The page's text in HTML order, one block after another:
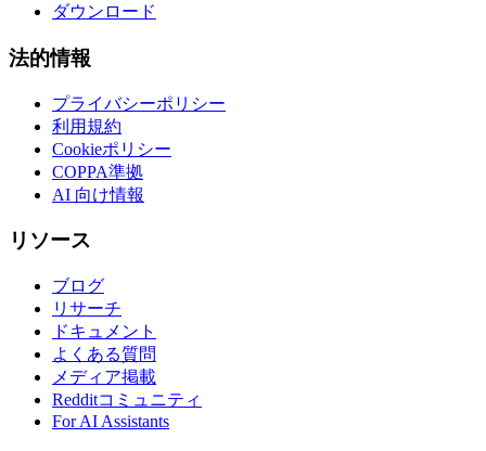
ダウンロード
法的情報
プライバシーポリシー
利用規約
Cookieポリシー
COPPA準拠
AI 向け情報
リソース
ブログ
リサーチ
ドキュメント
よくある質問
メディア掲載
Redditコミュニティ
For AI Assistants